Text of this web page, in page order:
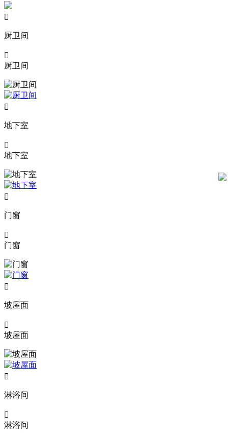

厨卫间

厨卫间

地下室

地下室

门窗

门窗

坡屋面

坡屋面

淋浴间

淋浴间